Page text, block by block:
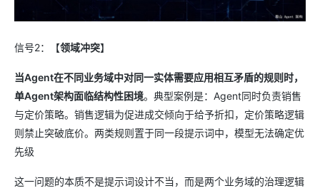
信号2：【领域冲突】
当Agent在不同业务域中对同一实体需要应用相互矛盾的规则时，
单Agent架构面临结构性困境。典型案例是：Agent同时负责销售
与定价策略。销售逻辑为促进成交倾向于给予折扣，定价策略逻辑
则禁止突破底价。两类规则置于同一段提示词中，模型无法确定优
先级
这一问题的本质不是提示词设计不当，而是两个业务域的治理逻辑